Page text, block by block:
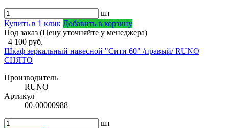
шт
Купить в 1 клик Добавить в корзину
Под заказ (Цену уточняйте у менеджера)
4 100 руб.
Шкаф зеркальный навесной "Сити 60" /правый/ RUNO
СНЯТО
Производитель
RUNO
Артикул
00-00000988
шт